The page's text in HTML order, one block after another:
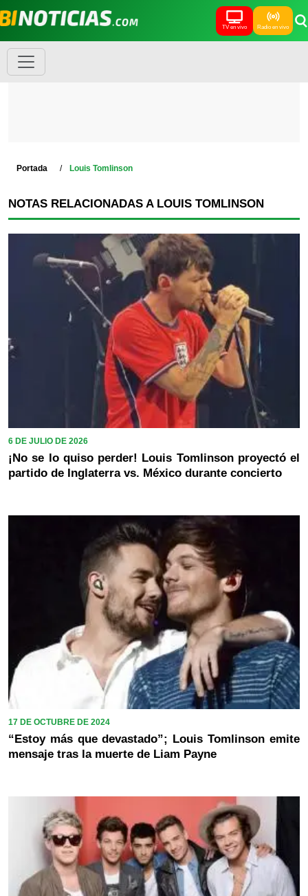
TV en vivo Radio en vivo
Portada Louis Tomlinson
NOTAS RELACIONADAS A LOUIS TOMLINSON
6 DE JULIO DE 2026
¡No se lo quiso perder! Louis Tomlinson proyectó el
partido de Inglaterra vs. México durante concierto
17 DE OCTUBRE DE 2024
“Estoy más que devastado”; Louis Tomlinson emite
mensaje tras la muerte de Liam Payne